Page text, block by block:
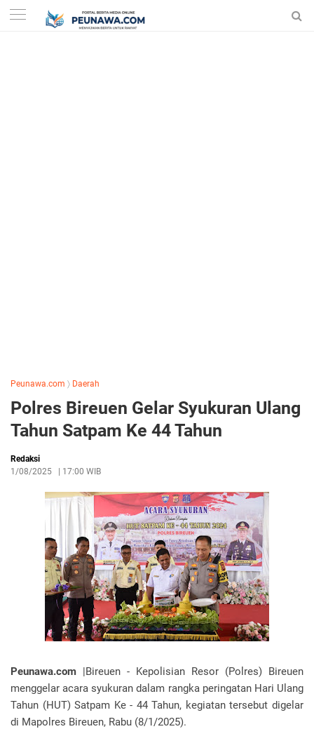
Peunawa.com 〉 Daerah
Polres Bireuen Gelar Syukuran Ulang
Tahun Satpam Ke 44 Tahun
Redaksi
1/08/2025
17:00 WIB
Peunawa.com |Bireuen - Kepolisian Resor (Polres) Bireuen
menggelar acara syukuran dalam rangka peringatan Hari Ulang
Tahun (HUT) Satpam Ke - 44 Tahun, kegiatan tersebut digelar
di Mapolres Bireuen, Rabu (8/1/2025).